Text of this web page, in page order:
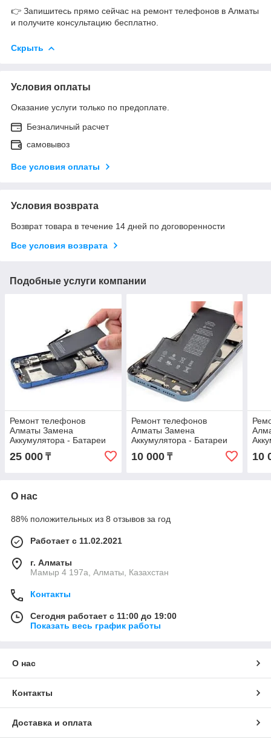
👉 Запишитесь прямо сейчас на ремонт телефонов в Алматы
и получите консультацию бесплатно.
Скрыть
Условия оплаты
Оказание услуги только по предоплате.
Безналичный расчет
самовывоз
Все условия оплаты
Условия возврата
Возврат товара в течение 14 дней по договоренности
Все условия возврата
Подобные услуги компании
Ремонт телефонов
Алматы Замена
Аккумулятора - Батареи
iPhone 16 Plus Оригинал
С гарантией !
25 000 ₸
Ремонт телефонов
Алматы Замена
Аккумулятора - Батареи
гарантией !
10 000₸ 10
О нас
88% положительных из 8 отзывов за год
Работает с 11.02.2021
г. Алматы
Мамыр 4 197а, Алматы, Казахстан
Контакты
Сегодня работает с 11:00 до 19:00
Показать весь график работы
О нас
Контакты
Доставка и оплата